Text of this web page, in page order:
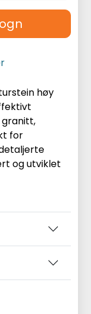
høy
granitt,
for
og utviklet